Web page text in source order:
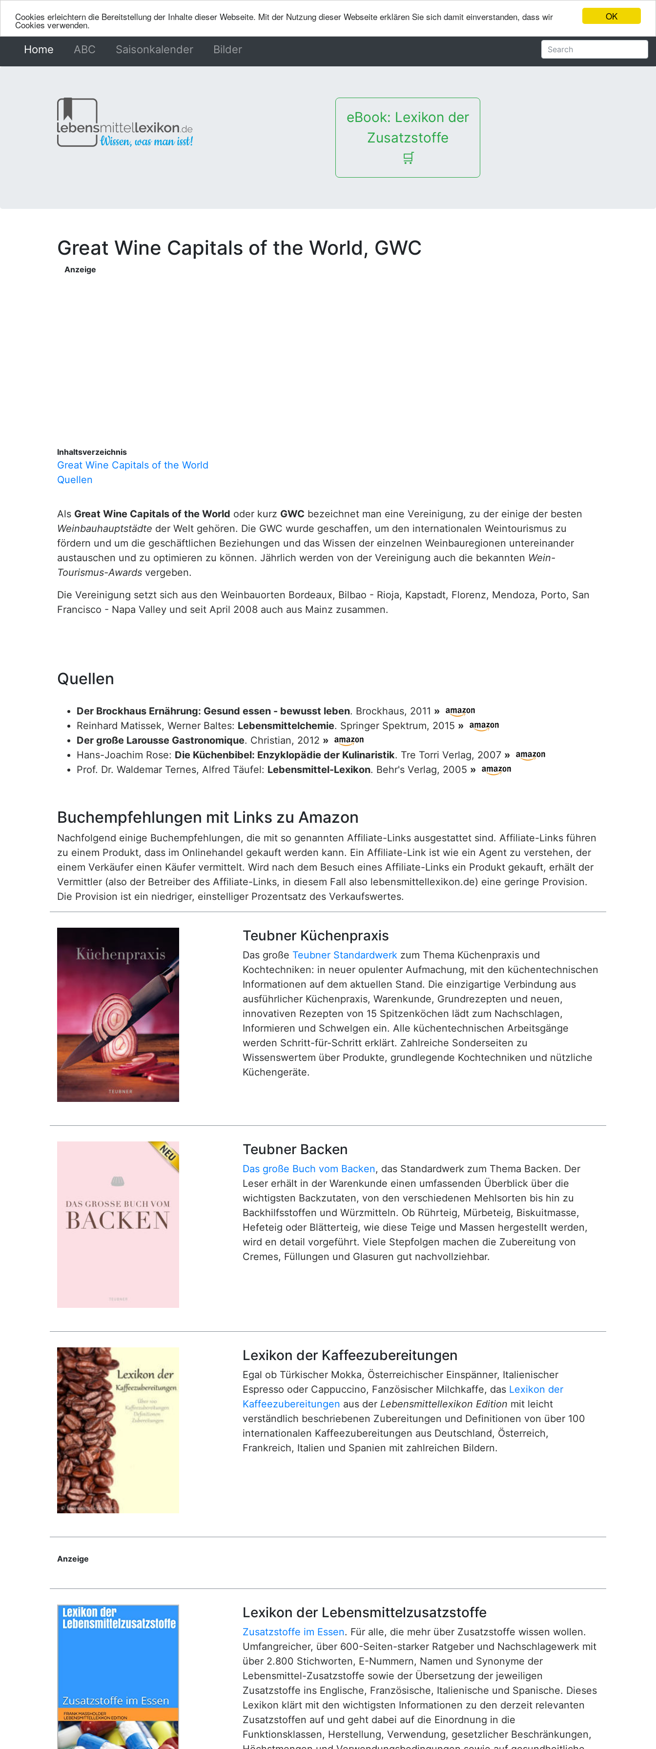
OK
Cookies erleichtern die Bereitstellung der Inhalte dieser Webseite. Mit der Nutzung dieser Webseite erklären Sie sich damit einverstanden, dass wir
Cookies verwenden.
Home (current)
ABC Saisonkalender Bilder
eBook: Lexikon der
Zusatzstoffe
🛒
Great Wine Capitals of the World, GWC
Anzeige
Inhaltsverzeichnis
Great Wine Capitals of the World
Quellen
Als Great Wine Capitals of the World oder kurz GWC bezeichnet man eine Vereinigung, zu der einige der besten
Weinbauhauptstädte der Welt gehören. Die GWC wurde geschaffen, um den internationalen Weintourismus zu
fördern und um die geschäftlichen Beziehungen und das Wissen der einzelnen Weinbauregionen untereinander
austauschen und zu optimieren zu können. Jährlich werden von der Vereinigung auch die bekannten Wein-
Tourismus-Awards vergeben.
Die Vereinigung setzt sich aus den Weinbauorten Bordeaux, Bilbao - Rioja, Kapstadt, Florenz, Mendoza, Porto, San
Francisco - Napa Valley und seit April 2008 auch aus Mainz zusammen.
Quellen
Der Brockhaus Ernährung: Gesund essen - bewusst leben. Brockhaus, 2011 »
Reinhard Matissek, Werner Baltes: Lebensmittelchemie. Springer Spektrum, 2015 »
Der große Larousse Gastronomique. Christian, 2012 »
Hans-Joachim Rose: Die Küchenbibel: Enzyklopädie der Kulinaristik. Tre Torri Verlag, 2007 »
Prof. Dr. Waldemar Ternes, Alfred Täufel: Lebensmittel-Lexikon. Behr's Verlag, 2005 »
Buchempfehlungen mit Links zu Amazon
Nachfolgend einige Buchempfehlungen, die mit so genannten Affiliate-Links ausgestattet sind. Affiliate-Links führen
zu einem Produkt, dass im Onlinehandel gekauft werden kann. Ein Affiliate-Link ist wie ein Agent zu verstehen, der
einem Verkäufer einen Käufer vermittelt. Wird nach dem Besuch eines Affiliate-Links ein Produkt gekauft, erhält der
Vermittler (also der Betreiber des Affiliate-Links, in diesem Fall also lebensmittellexikon.de) eine geringe Provision.
Die Provision ist ein niedriger, einstelliger Prozentsatz des Verkaufswertes.
Teubner Küchenpraxis
Das große Teubner Standardwerk zum Thema Küchenpraxis und
Kochtechniken: in neuer opulenter Aufmachung, mit den küchentechnischen
Informationen auf dem aktuellen Stand. Die einzigartige Verbindung aus
ausführlicher Küchenpraxis, Warenkunde, Grundrezepten und neuen,
innovativen Rezepten von 15 Spitzenköchen lädt zum Nachschlagen,
Informieren und Schwelgen ein. Alle küchentechnischen Arbeitsgänge
werden Schritt-für-Schritt erklärt. Zahlreiche Sonderseiten zu
Wissenswertem über Produkte, grundlegende Kochtechniken und nützliche
Küchengeräte.
Teubner Backen
Das große Buch vom Backen, das Standardwerk zum Thema Backen. Der
Leser erhält in der Warenkunde einen umfassenden Überblick über die
wichtigsten Backzutaten, von den verschiedenen Mehlsorten bis hin zu
Backhilfsstoffen und Würzmitteln. Ob Rührteig, Mürbeteig, Biskuitmasse,
Hefeteig oder Blätterteig, wie diese Teige und Massen hergestellt werden,
wird en detail vorgeführt. Viele Stepfolgen machen die Zubereitung von
Cremes, Füllungen und Glasuren gut nachvollziehbar.
Lexikon der Kaffeezubereitungen
Egal ob Türkischer Mokka, Österreichischer Einspänner, Italienischer
Espresso oder Cappuccino, Fanzösischer Milchkaffe, das Lexikon der
Kaffeezubereitungen aus der Lebensmittellexikon Edition mit leicht
verständlich beschriebenen Zubereitungen und Definitionen von über 100
internationalen Kaffeezubereitungen aus Deutschland, Österreich,
Frankreich, Italien und Spanien mit zahlreichen Bildern.
Anzeige
Lexikon der Lebensmittelzusatzstoffe
Zusatzstoffe im Essen. Für alle, die mehr über Zusatzstoffe wissen wollen.
Umfangreicher, über 600-Seiten-starker Ratgeber und Nachschlagewerk mit
über 2.800 Stichworten, E-Nummern, Namen und Synonyme der
Lebensmittel-Zusatzstoffe sowie der Übersetzung der jeweiligen
Zusatzstoffe ins Englische, Französische, Italienische und Spanische. Dieses
Lexikon klärt mit den wichtigsten Informationen zu den derzeit relevanten
Zusatzstoffen auf und geht dabei auf die Einordnung in die
Funktionsklassen, Herstellung, Verwendung, gesetzlicher Beschränkungen,